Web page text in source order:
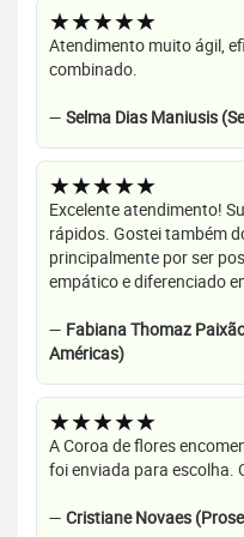
★★★★★
Atendimento muito ágil,
combinado.
— Selma Dias Maniusis
★★★★★
Excelente atendimento!
rápidos. Gostei também
principalmente por ser
empático e diferenciado
— Fabiana Thomaz
Américas)
★★★★★
A Coroa de flores
foi enviada para escolha.
— Cristiane Novaes